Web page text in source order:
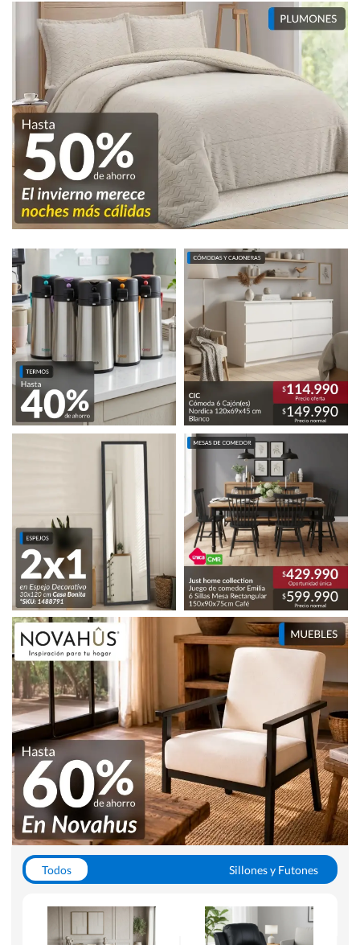
Todos
Sillones y Futones
Escritorios y Sillas PC
Racks y Muebles TV
Alfombras